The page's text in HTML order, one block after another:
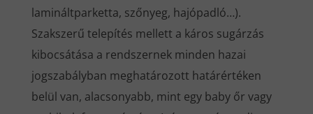
lamináltparketta, szőnyeg, hajópadló…).
Szakszerű telepítés mellett a káros sugárzás
kibocsátása a rendszernek minden hazai
jogszabályban meghatározott határértéken
belül van, alacsonyabb, mint egy baby őr vagy